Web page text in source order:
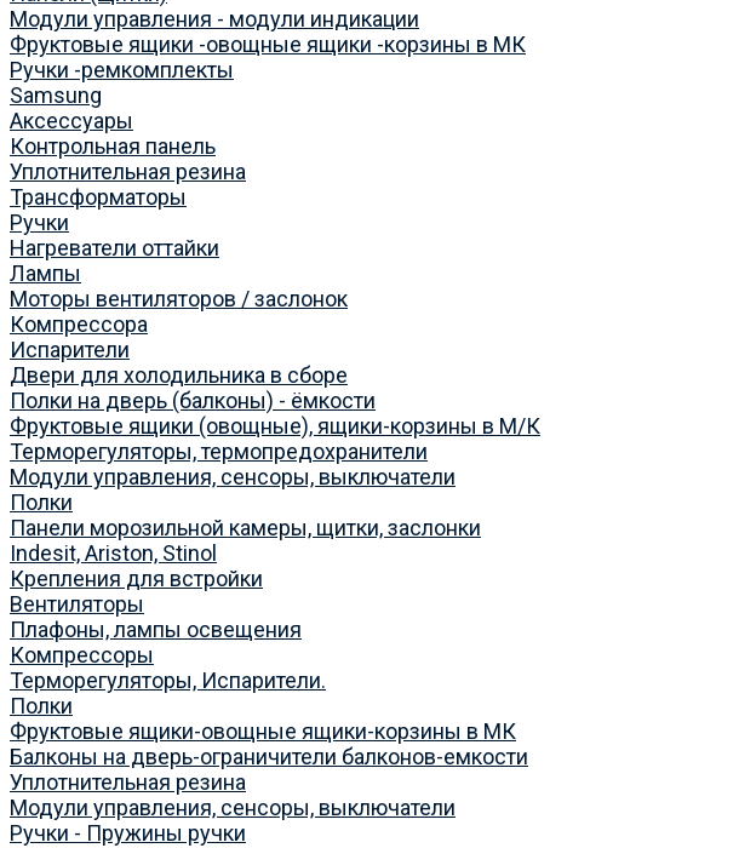
Модули управления - модули индикации
Фруктовые ящики -овощные ящики -корзины в МК
Ручки -ремкомплекты
Samsung
Аксессуары
Контрольная панель
Уплотнительная резина
Трансформаторы
Ручки
Нагреватели оттайки
Лампы
Моторы вентиляторов / заслонок
Компрессора
Испарители
Двери для холодильника в сборе
Полки на дверь (балконы) - ёмкости
Фруктовые ящики (овощные), ящики-корзины в М/К
Терморегуляторы, термопредохранители
Модули управления, сенсоры, выключатели
Полки
Панели морозильной камеры, щитки, заслонки
Indesit, Ariston, Stinol
Крепления для встройки
Вентиляторы
Плафоны, лампы освещения
Компрессоры
Терморегуляторы, Испарители.
Полки
Фруктовые ящики-овощные ящики-корзины в МК
Балконы на дверь-ограничители балконов-емкости
Уплотнительная резина
Модули управления, сенсоры, выключатели
Ручки - Пружины ручки